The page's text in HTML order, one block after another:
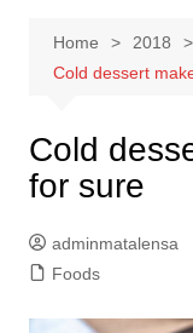
Home 2018
Cold dessert
Cold
for sure
adminmatalensa
Foods